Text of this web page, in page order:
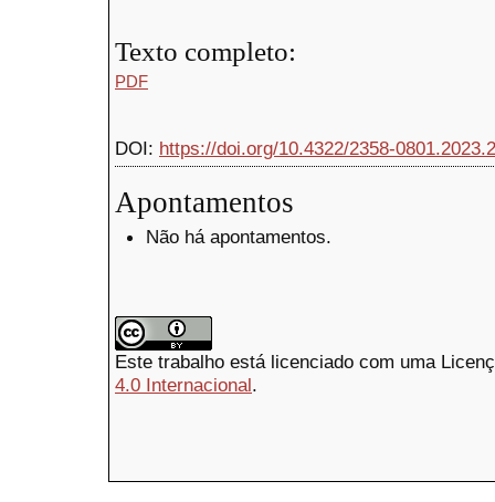
Texto completo:
PDF
DOI: https://doi.org/10.4322/2358-
Apontamentos
Não há apontamentos.
Este trabalho está licenciado com uma
4.0 Internacional.